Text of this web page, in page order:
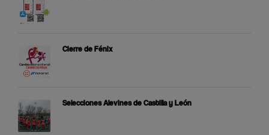
Cierre de Fénix
Selecciones Alevines de Castilla y León